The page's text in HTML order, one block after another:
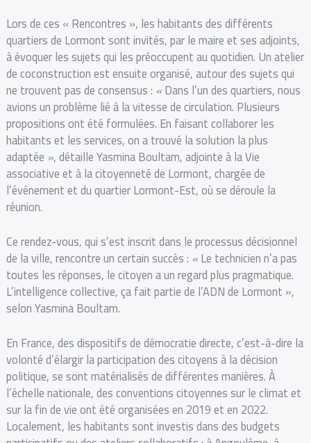
Lors de ces « Rencontres », les habitants des différents
quartiers de Lormont sont invités, par le maire et ses adjoints,
à évoquer les sujets qui les préoccupent au quotidien. Un atelier
de coconstruction est ensuite organisé, autour des sujets qui
ne trouvent pas de consensus : «Dans l’un des quartiers, nous
avions un problème lié à la vitesse de circulation. Plusieurs
propositions ont été formulées. En faisant collaborer les
habitants et les services, on a trouvé la solution la plus
adaptée », détaille Yasmina Boultam, adjointe à la Vie
associative et à la citoyenneté de Lormont, chargée de
l’événement et du quartier Lormont-Est, où se déroule la
réunion.
Ce rendez-vous, qui s’est inscrit dans le processus décisionnel
de la ville, rencontre un certain succès : «Le technicien n’a pas
toutes les réponses, le citoyen a un regard plus pragmatique.
L’intelligence collective, ça fait partie de l’ADN de Lormont »,
selon Yasmina Boultam.
En France, des dispositifs de démocratie directe, c’est-à-dire la
volonté d’élargir la participation des citoyens à la décision
politique, se sont matérialisés de différentes manières. À
l’échelle nationale, des conventions citoyennes sur le climat et
sur la fin de vie ont été organisées en 2019 et en 2022.
Localement, les habitants sont investis dans des budgets